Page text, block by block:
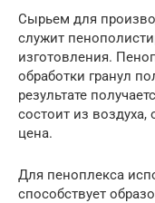
Сырьем для
служит
изготовления.
обработки гранул
результате
состоит из воздуха,
цена.
Для пеноплекса
способствует